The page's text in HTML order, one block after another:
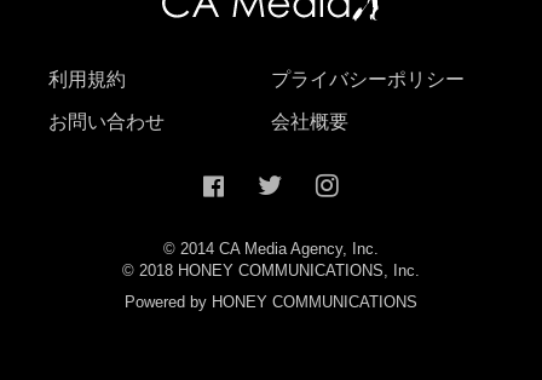
利用規約 プライバシーポリシー
お問い合わせ 会社概要
© 2014 CA Media Agency, Inc.
© 2018 HONEY COMMUNICATIONS, Inc.
Powered by HONEY COMMUNICATIONS